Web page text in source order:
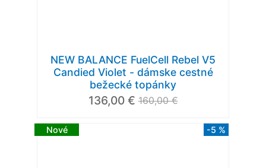
NEW BALANCE FuelCell Rebel V5
Candied Violet - dámske cestné
bežecké topánky
136,00 € 160,00 €
Nové -5 %